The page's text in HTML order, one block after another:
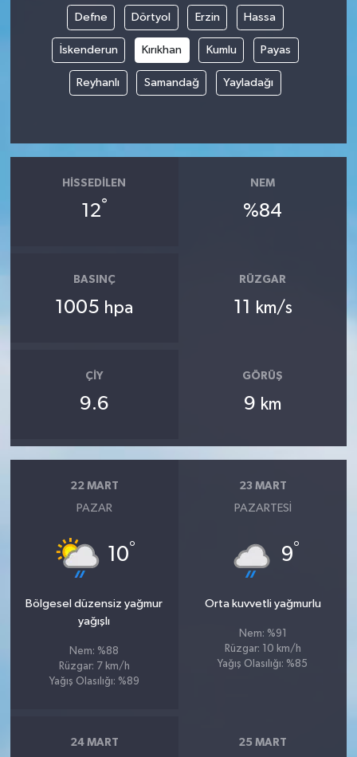
Defne Dörtyol Erzin Hassa
İskenderun Kırıkhan Kumlu Payas
Reyhanlı Samandağ Yayladağı
HISSEDILEN
12°
NEM
%84
BASINÇ
1005 hpa
RÜZGAR
11 km/s
ÇIY
9.6
GÖRÜŞ
9 km
22 MART
PAZAR
10°
Bölgesel düzensiz yağmur
yağışlı
Nem: %88
Rüzgar: 7 km/h
Yağış Olasılığı: %89
23 MART
PAZARTESI
9°
Orta kuvvetli yağmurlu
Nem: %91
Rüzgar: 10 km/h
Yağış Olasılığı: %85
24 MART 25 MART